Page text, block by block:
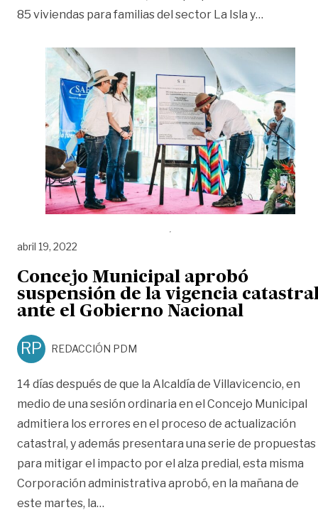
85 viviendas para familias del sector La Isla y…
abril 19, 2022
Concejo Municipal aprobó
suspensión de la vigencia
ante el Gobierno Nacional
RP REDACCIÓN PDM
14 días después de que la Alcaldía de Villavicencio, en
medio de una sesión ordinaria en el Concejo Municipal
admitiera los errores en el proceso de actualización
catastral, y además presentara una serie de propuestas
para mitigar el impacto por el alza predial, esta misma
Corporación administrativa aprobó, en la mañana de
este martes, la…